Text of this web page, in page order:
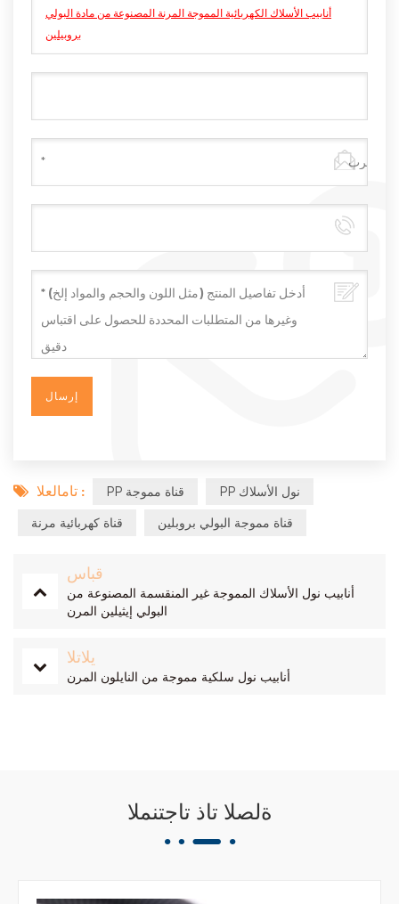
أنابيب الأسلاك الكهربائية المموجة المرنة المصنوعة من مادة البولي
بروبيلين
تامالعلا : PP قناة مموجة PP نول الأسلاك
قناة كهربائية مرنة قناة مموجة البولي بروبلين
قباس
أنابيب نول الأسلاك المموجة غير المنقسمة المصنوعة من
البولي إيثيلين المرن
يلاتلا
أنابيب نول سلكية مموجة من النايلون المرن
ةلصلا تاذ تاجتنملا